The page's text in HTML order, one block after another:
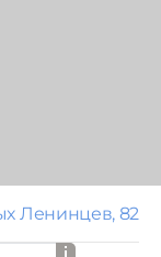
Ленинцев, 82